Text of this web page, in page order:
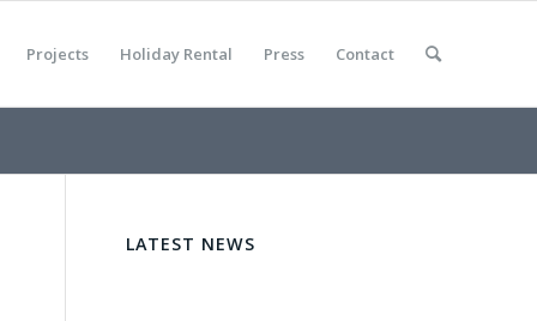
Projects Holiday Rental Press Contact
LATEST NEWS